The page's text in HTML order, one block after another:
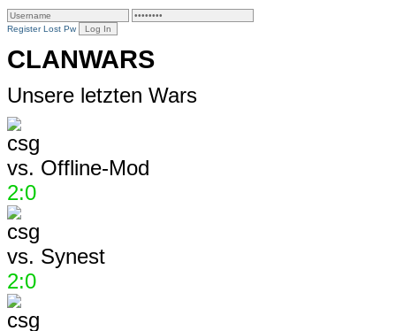
Register Lost Pw
CLANWARS
Unsere letzten Wars
vs. Offline-Mod
2:0
vs. Synest
2:0